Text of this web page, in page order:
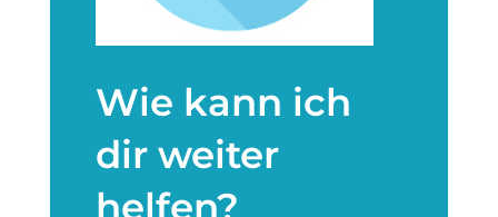
Wie kann ich
dir weiter
helfen?